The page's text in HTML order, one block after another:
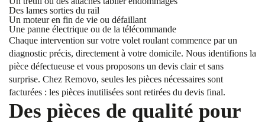
Des lames sorties du rail
Un moteur en fin de vie ou défaillant
Une panne électrique ou de la télécommande
Chaque intervention sur votre volet roulant commence par un
diagnostic précis, directement à votre domicile. Nous identifions la
pièce défectueuse et vous proposons un devis clair et sans
surprise. Chez Removo, seules les pièces nécessaires sont
facturées : les pièces inutilisées sont retirées du devis final.
Des pièces de qualité pour